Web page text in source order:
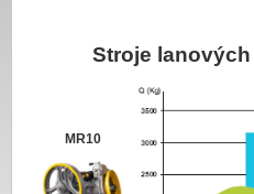
Stroje
MR10